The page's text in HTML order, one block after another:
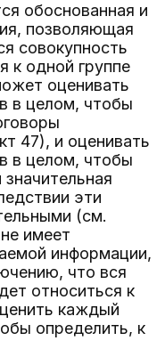
обоснованная и
позволяющая
совокупность
к одной группе
оценивать
в целом, чтобы
47), и оценивать
в целом, чтобы
эти
(см.
имеет
информации,
что вся
относиться к
каждый
определить, к